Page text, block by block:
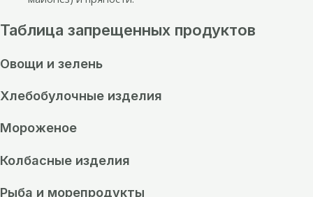
Таблица запрещенных продуктов
Овощи и зелень
Хлебобулочные изделия
Мороженое
Колбасные изделия
Рыба и морепродукты